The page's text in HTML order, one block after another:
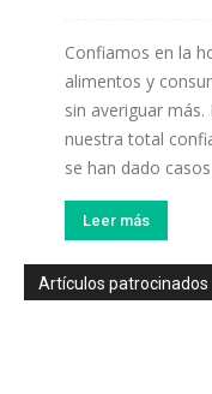
Confiamos en la
alimentos y
sin averiguar
nuestra total
se han dado
Leer más
Artículos patrocinados